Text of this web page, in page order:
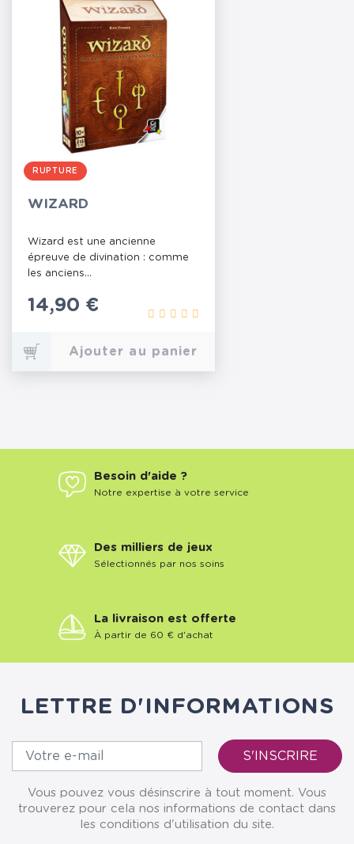
RUPTURE
WIZARD
Wizard est une ancienne
épreuve de divination : comme
les anciens...
Prix
14,90 €
Ajouter au panier
Besoin d'aide ?
Notre expertise à votre service
Des milliers de jeux
Sélectionnés par nos soins
La livraison est offerte
À partir de 60 € d'achat
LETTRE D'INFORMATIONS
Vous pouvez vous désinscrire à tout moment. Vous
trouverez pour cela nos informations de contact dans
les conditions d'utilisation du site.